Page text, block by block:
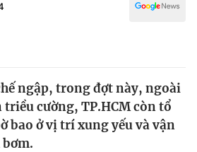
ngập, trong đợt này, ngoài
cường, TP.HCM còn tổ
bao ở vị trí xung yếu và vận